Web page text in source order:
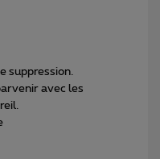
suppression.
avec les